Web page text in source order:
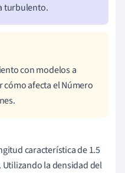
turbulento.
con modelos a
cómo afecta el Número
característica de 1.5
Utilizando la densidad del